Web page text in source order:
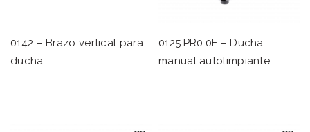
0142 – Brazo vertical para
ducha
0125.PR0.0F – Ducha
manual autolimpiante